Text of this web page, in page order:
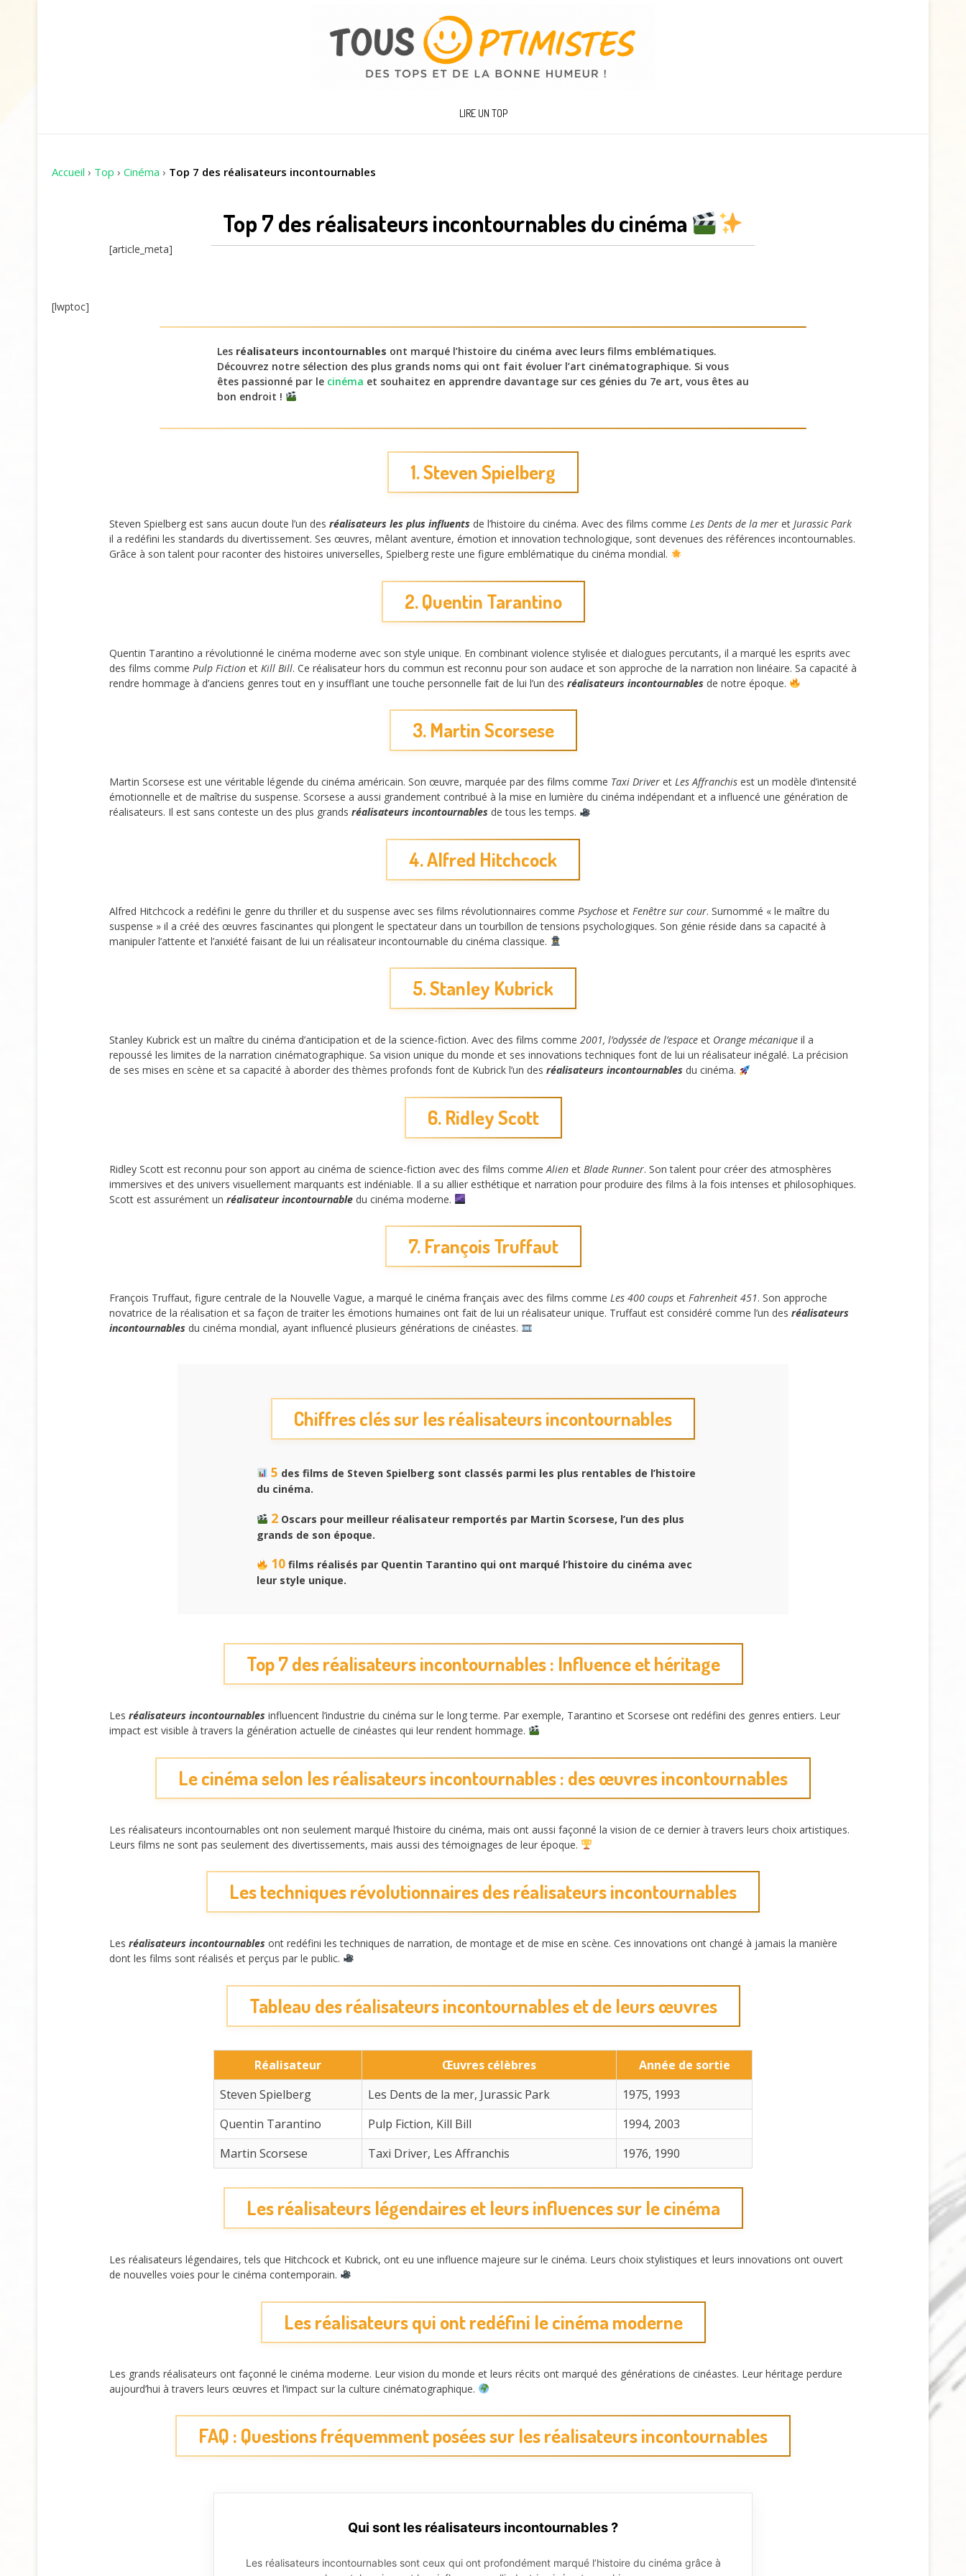
LIRE UN TOP
Accueil › Top › Cinéma › Top 7 des réalisateurs incontournables
Top 7 des réalisateurs incontournables du cinéma
[article_meta]
[lwptoc]
Les réalisateurs incontournables ont marqué l’histoire du cinéma avec leurs films emblématiques.
Découvrez notre sélection des plus grands noms qui ont fait évoluer l’art cinématographique. Si vous
êtes passionné par le cinéma et souhaitez en apprendre davantage sur ces génies du 7e art, vous êtes au
bon endroit !
1. Steven Spielberg
Steven Spielberg est sans aucun doute l’un des réalisateurs les plus influents de l’histoire du cinéma. Avec des films comme Les Dents de la mer et Jurassic Park
il a redéfini les standards du divertissement. Ses œuvres, mêlant aventure, émotion et innovation technologique, sont devenues des références incontournables.
Grâce à son talent pour raconter des histoires universelles, Spielberg reste une figure emblématique du cinéma mondial.
2. Quentin Tarantino
Quentin Tarantino a révolutionné le cinéma moderne avec son style unique. En combinant violence stylisée et dialogues percutants, il a marqué les esprits avec
des films comme Pulp Fiction et Kill Bill. Ce réalisateur hors du commun est reconnu pour son audace et son approche de la narration non linéaire. Sa capacité à
rendre hommage à d’anciens genres tout en y insufflant une touche personnelle fait de lui l’un des réalisateurs incontournables de notre époque.
3. Martin Scorsese
Martin Scorsese est une véritable légende du cinéma américain. Son œuvre, marquée par des films comme Taxi Driver et Les Affranchis est un modèle d’intensité
émotionnelle et de maîtrise du suspense. Scorsese a aussi grandement contribué à la mise en lumière du cinéma indépendant et a influencé une génération de
réalisateurs. Il est sans conteste un des plus grands réalisateurs incontournables de tous les temps.
4. Alfred Hitchcock
Alfred Hitchcock a redéfini le genre du thriller et du suspense avec ses films révolutionnaires comme Psychose et Fenêtre sur cour. Surnommé « le maître du
suspense » il a créé des œuvres fascinantes qui plongent le spectateur dans un tourbillon de tensions psychologiques. Son génie réside dans sa capacité à
manipuler l’attente et l’anxiété faisant de lui un réalisateur incontournable du cinéma classique.
5. Stanley Kubrick
Stanley Kubrick est un maître du cinéma d’anticipation et de la science-fiction. Avec des films comme 2001, l’odyssée de l’espace et Orange mécanique il a
repoussé les limites de la narration cinématographique. Sa vision unique du monde et ses innovations techniques font de lui un réalisateur inégalé. La précision
de ses mises en scène et sa capacité à aborder des thèmes profonds font de Kubrick l’un des réalisateurs incontournables du cinéma.
6. Ridley Scott
Ridley Scott est reconnu pour son apport au cinéma de science-fiction avec des films comme Alien et Blade Runner. Son talent pour créer des atmosphères
immersives et des univers visuellement marquants est indéniable. Il a su allier esthétique et narration pour produire des films à la fois intenses et philosophiques.
Scott est assurément un réalisateur incontournable du cinéma moderne.
7. François Truffaut
François Truffaut, figure centrale de la Nouvelle Vague, a marqué le cinéma français avec des films comme Les 400 coups et Fahrenheit 451. Son approche
novatrice de la réalisation et sa façon de traiter les émotions humaines ont fait de lui un réalisateur unique. Truffaut est considéré comme l’un des réalisateurs
incontournables du cinéma mondial, ayant influencé plusieurs générations de cinéastes.
Chiffres clés sur les réalisateurs incontournables
5 des films de Steven Spielberg sont classés parmi les plus rentables de l’histoire
du cinéma.
2Oscars pour meilleur réalisateur remportés par Martin Scorsese, l’un des plus
grands de son époque.
10films réalisés par Quentin Tarantino qui ont marqué l’histoire du cinéma avec
leur style unique.
Top 7 des réalisateurs incontournables : Influence et héritage
Les réalisateurs incontournables influencent l’industrie du cinéma sur le long terme. Par exemple, Tarantino et Scorsese ont redéfini des genres entiers. Leur
impact est visible à travers la génération actuelle de cinéastes qui leur rendent hommage.
Le cinéma selon les réalisateurs incontournables : des œuvres incontournables
Les réalisateurs incontournables ont non seulement marqué l’histoire du cinéma, mais ont aussi façonné la vision de ce dernier à travers leurs choix artistiques.
Leurs films ne sont pas seulement des divertissements, mais aussi des témoignages de leur époque.
Les techniques révolutionnaires des réalisateurs incontournables
Les réalisateurs incontournables ont redéfini les techniques de narration, de montage et de mise en scène. Ces innovations ont changé à jamais la manière
dont les films sont réalisés et perçus par le public.
Tableau des réalisateurs incontournables et de leurs œuvres
Réalisateur Œuvres célèbres
Année de sortie
Steven Spielberg
Les Dents de la mer, Jurassic Park
1975, 1993
Quentin Tarantino
Pulp Fiction, Kill Bill
1994, 2003
Martin Scorsese
Taxi Driver, Les Affranchis 1976, 1990
Les réalisateurs légendaires et leurs influences sur le cinéma
Les réalisateurs légendaires, tels que Hitchcock et Kubrick, ont eu une influence majeure sur le cinéma. Leurs choix stylistiques et leurs innovations ont ouvert
de nouvelles voies pour le cinéma contemporain.
Les réalisateurs qui ont redéfini le cinéma moderne
Les grands réalisateurs ont façonné le cinéma moderne. Leur vision du monde et leurs récits ont marqué des générations de cinéastes. Leur héritage perdure
aujourd’hui à travers leurs œuvres et l’impact sur la culture cinématographique.
FAQ : Questions fréquemment posées sur les réalisateurs incontournables
Qui sont les réalisateurs incontournables ?
Les réalisateurs incontournables sont ceux qui ont profondément marqué l’histoire du cinéma grâce à